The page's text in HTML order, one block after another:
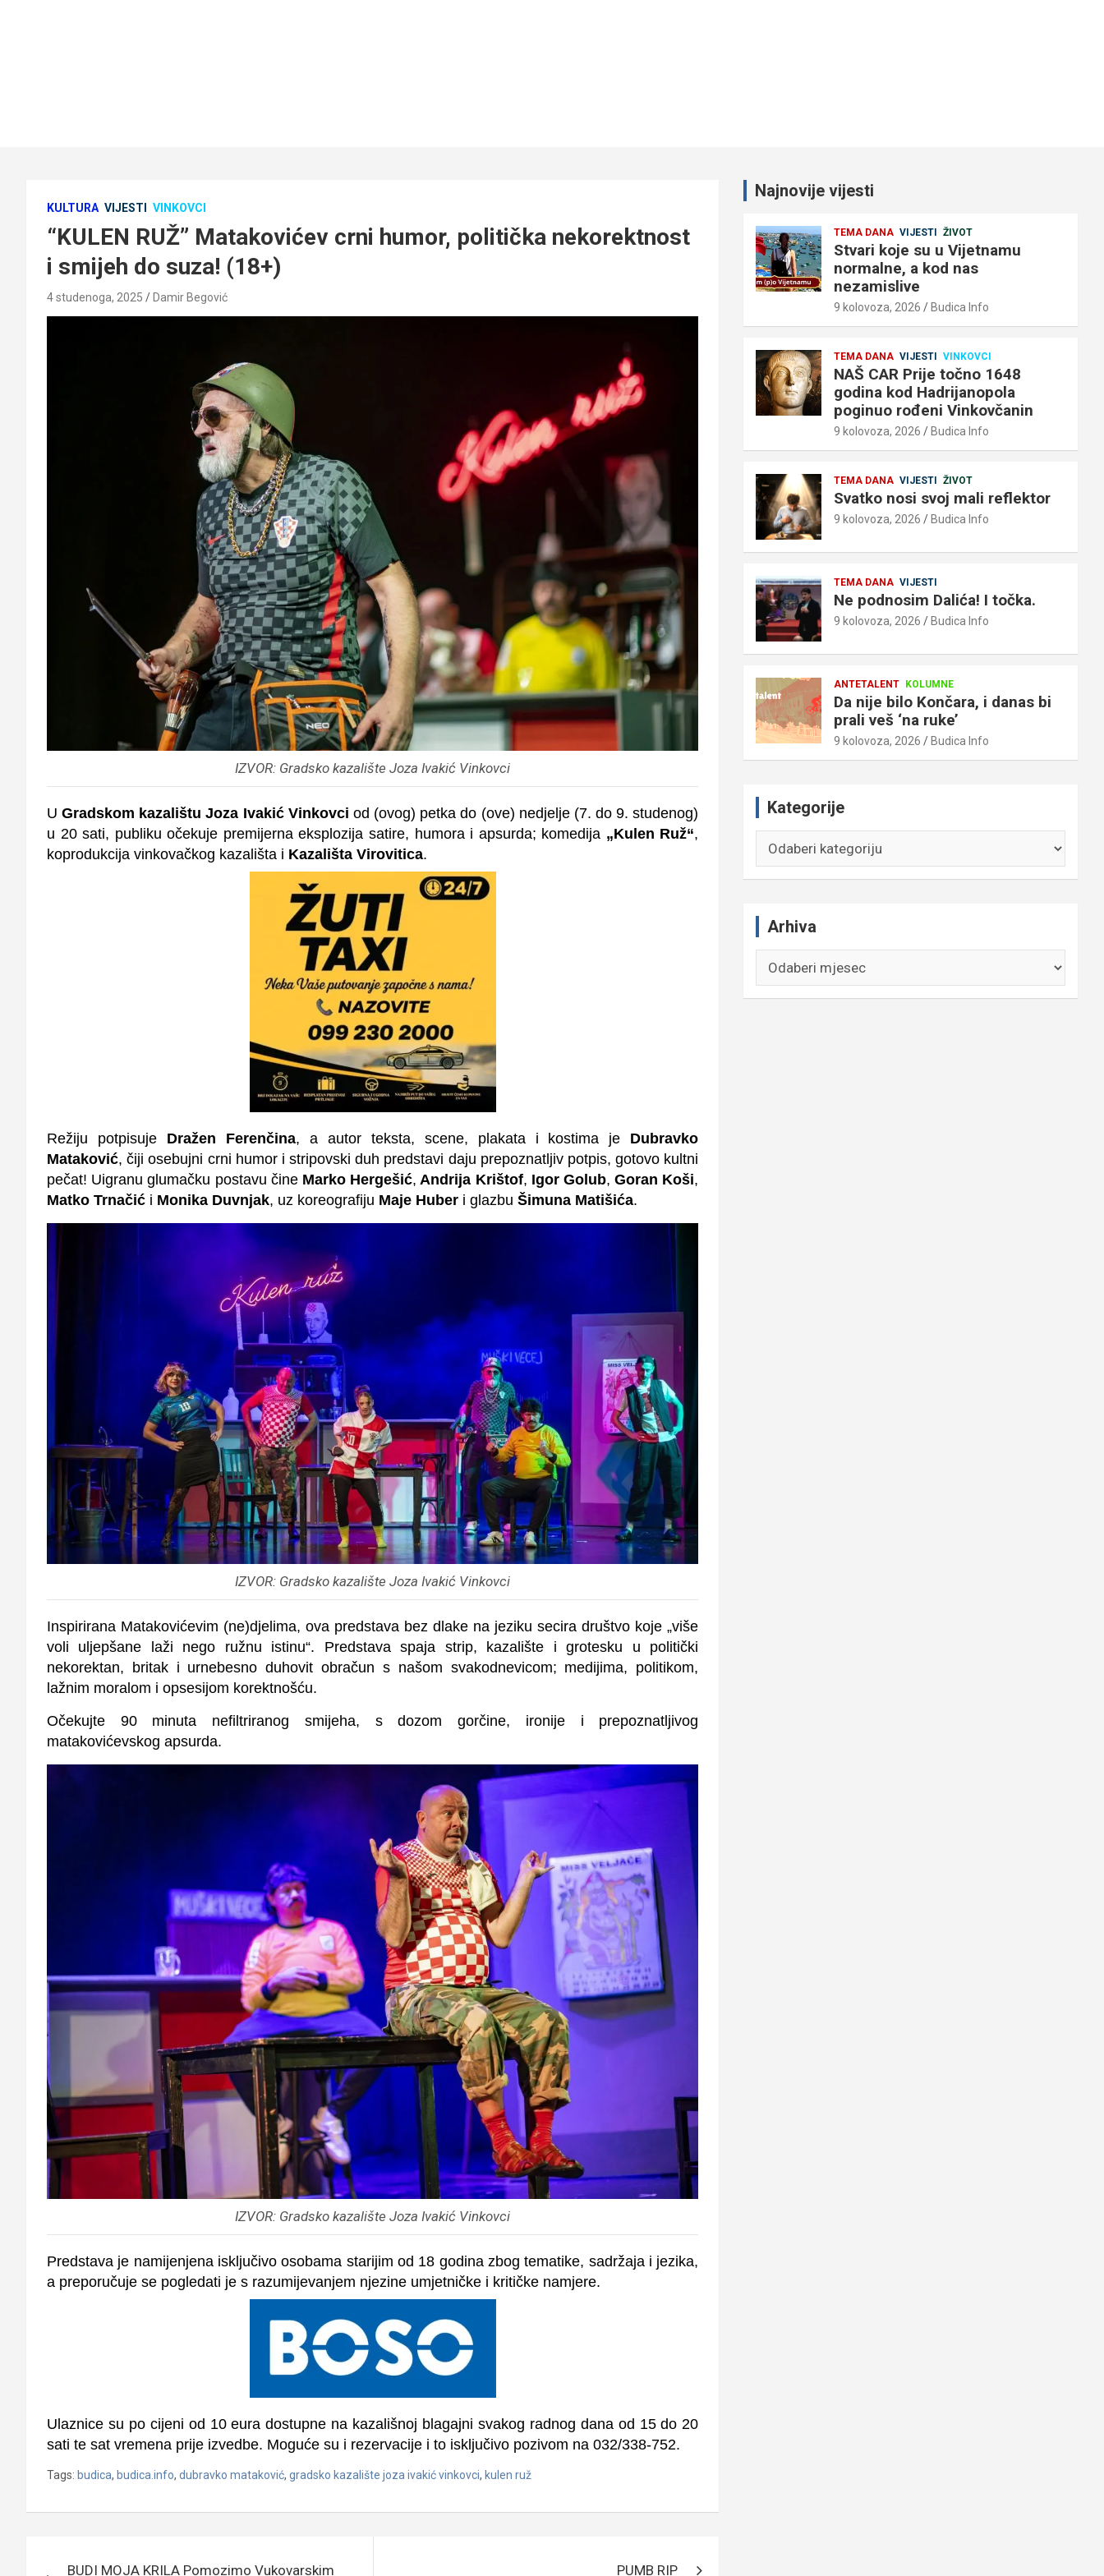
KULTURA VIJESTI VINKOVCI
“KULEN RUŽ” Matakovićev crni humor, politička nekorektnost
i smijeh do suza! (18+)
4 studenoga, 2025 Damir Begović
IZVOR: Gradsko kazalište Joza Ivakić Vinkovci
UGradskom kazalištu Joza Ivakić Vinkovci od (ovog) petka do (ove) nedjelje (7. do 9. studenog)
u 20 sati, publiku očekuje premijerna eksplozija satire, humora i apsurda; komedija „Kulen Ruž“,
koprodukcija vinkovačkog kazališta i Kazališta Virovitica.
Režiju potpisuje Dražen Ferenčina, a autor teksta, scene, plakata i kostima je Dubravko
Mataković, čiji osebujni crni humor i stripovski duh predstavi daju prepoznatljiv potpis, gotovo kultni
pečat! Uigranu glumačku postavu čine Marko Hergešić, Andrija Krištof, Igor Golub, Goran Koši,
Matko Trnačić i Monika Duvnjak, uz koreografiju Maje Huber i glazbu Šimuna Matišića.
IZVOR: Gradsko kazalište Joza Ivakić Vinkovci
Inspirirana Matakovićevim (ne)djelima, ova predstava bez dlake na jeziku secira društvo koje „više
voli uljepšane laži nego ružnu istinu“. Predstava spaja strip, kazalište i grotesku u politički
nekorektan, britak i urnebesno duhovit obračun s našom svakodnevicom; medijima, politikom,
lažnim moralom i opsesijom korektnošću.
Očekujte 90 minuta nefiltriranog smijeha, s dozom gorčine, ironije i prepoznatljivog
matakovićevskog apsurda.
IZVOR: Gradsko kazalište Joza Ivakić Vinkovci
Predstava je namijenjena isključivo osobama starijim od 18 godina zbog tematike, sadržaja i jezika,
a preporučuje se pogledati je s razumijevanjem njezine umjetničke i kritičke namjere.
Ulaznice su po cijeni od 10 eura dostupne na kazališnoj blagajni svakog radnog dana od 15 do 20
sati te sat vremena prije izvedbe. Moguće su i rezervacije i to isključivo pozivom na 032/338-752.
Tags: budica, budica.info, dubravko mataković, gradsko kazalište joza ivakić vinkovci, kulen ruž
BUDI MOJA KRILA Pomozimo Vukovarskim PUMB RIP
Najnovije vijesti
TEMA DANA VIJESTI ŽIVOT
Stvari koje su u Vijetnamu
normalne, a kod nas
nezamislive
9 kolovoza, 2026 Budica Info
TEMA DANA VIJESTI VINKOVCI
NAŠ CAR Prije točno 1648
godina kod Hadrijanopola
poginuo rođeni Vinkovčanin
9 kolovoza, 2026 Budica Info
TEMA DANA VIJESTI ŽIVOT
Svatko nosi svoj mali reflektor
9 kolovoza, 2026 Budica Info
TEMA DANA VIJESTI
Ne podnosim Dalića! I točka.
9 kolovoza, 2026 Budica Info
ANTETALENT KOLUMNE
Da nije bilo Končara, i danas bi
prali veš ‘na ruke’
9 kolovoza, 2026 Budica Info
Kategorije
Arhiva